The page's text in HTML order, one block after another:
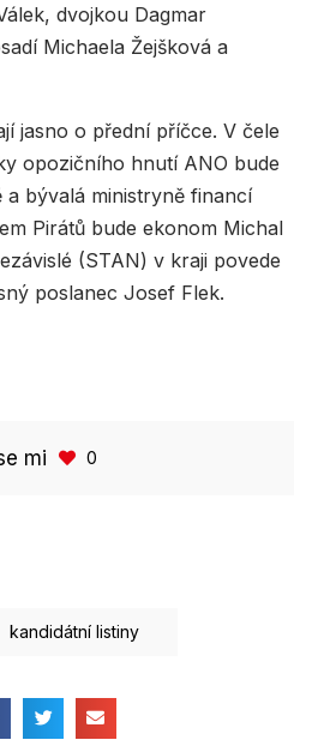
dvojkou Dagmar
Michaela Žejšková a
jasno o přední příčce. V čele
opozičního hnutí ANO bude
a bývalá ministryně financí
Pirátů bude ekonom Michal
(STAN) v kraji povede
poslanec Josef Flek.
mi 0
kandidátní listiny